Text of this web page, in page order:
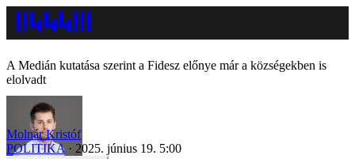
A Medián kutatása szerint a Fidesz előnye már a községekben is
elolvadt
Molnár Kristóf
POLITIKA
2025. június 19. 5:00